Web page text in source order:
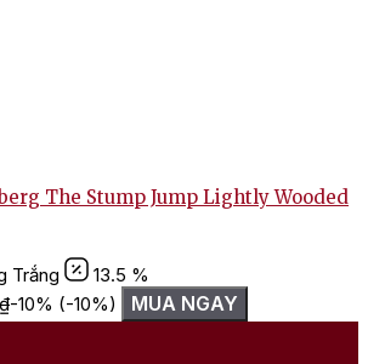
The Stump Jump Lightly Wooded
Trắng
13.5 %
₫-10% (-10%) MUA NGAY